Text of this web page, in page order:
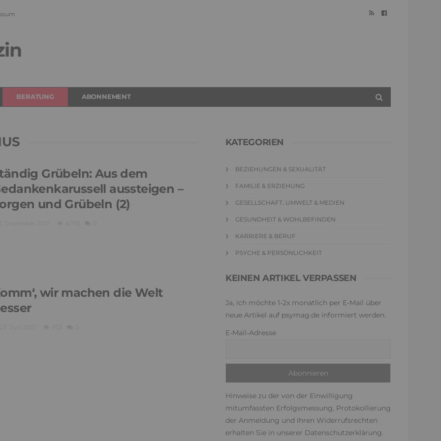
BERATUNG ABONNEMENT
Grübeln: Aus dem
aussteigen –
und Grübeln (2)
wir machen die Welt
KATEGORIEN
BEZIEHUNGEN & SEXUALITÄT
FAMILIE & ERZIEHUNG
GESELLSCHAFT, UMWELT & MEDIEN
GESUNDHEIT & WOHLBEFINDEN
KARRIERE & BERUF
PSYCHE & PERSÖNLICHKEIT
KEINEN ARTIKEL VERPASSEN
Ja, ich möchte 1-2x monatlich per E-Mail über
neue Artikel auf psymag.de informiert werden.
E-Mail-Adresse
Hinweise zu der von der Einwilligung
mitumfassten Erfolgsmessung, Protokollierung
der Anmeldung und Ihren Widerrufsrechten
erhalten Sie in unserer Datenschutzerklärung.